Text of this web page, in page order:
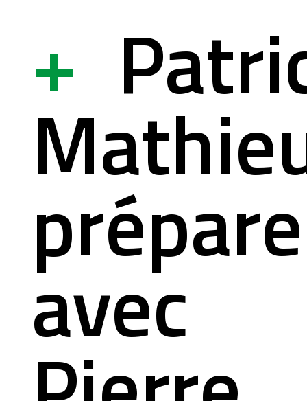
à la
pour
+
prépare
avec